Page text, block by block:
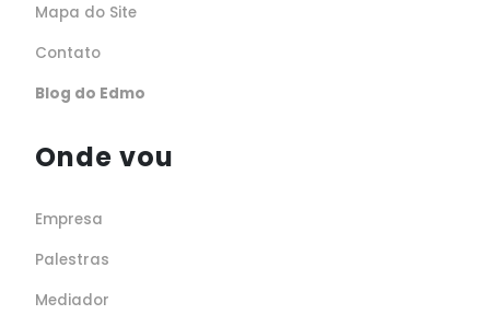
Mapa do Site
Contato
Blog do Edmo
Onde vou
Empresa
Palestras
Mediador